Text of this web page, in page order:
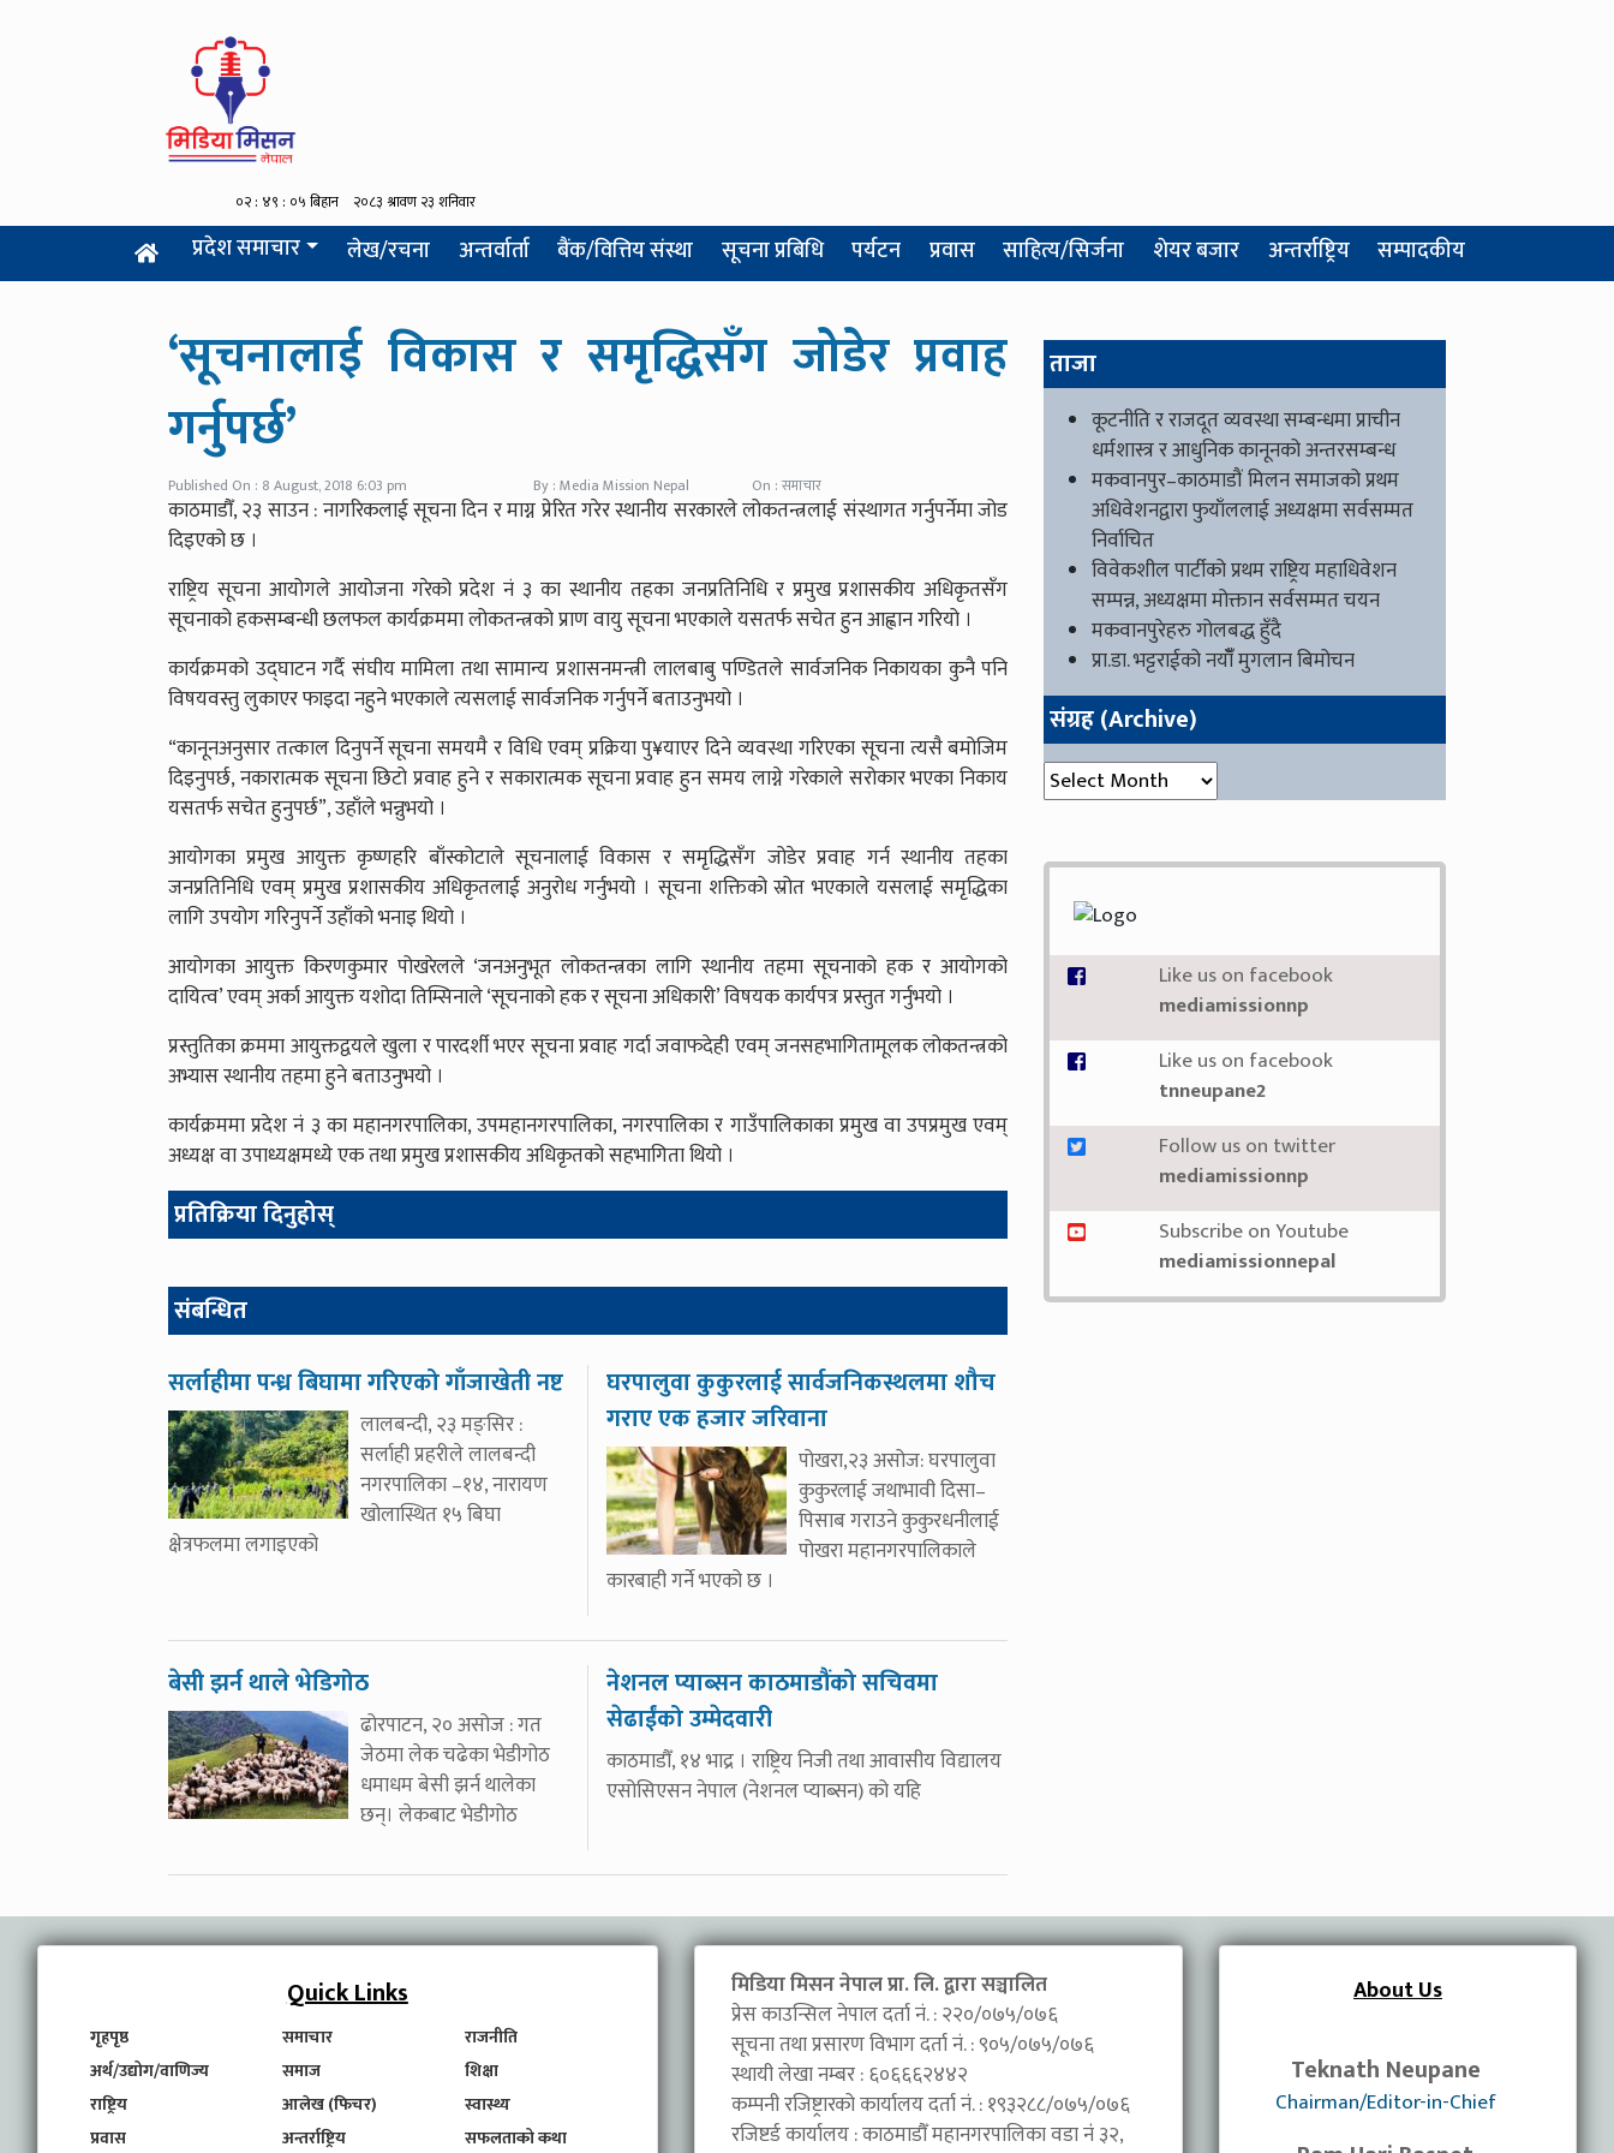
प्रदेश समाचार लेख/रचना अन्तर्वार्ता बैंक/वित्तिय संस्था सूचना प्रबिधि पर्यटन प्रवास साहित्य/सिर्जना शेयर बजार अन्तर्राष्ट्रिय सम्पादकीय
‘सूचनालाई विकास र समृद्धिसँग जोडेर प्रवाह
गर्नुपर्छ’
Published On : 8 August, 2018 6:03 pm By : Media Mission Nepal On : समाचार
काठमाडौँ, २३ साउन : नागरिकलाई सूचना दिन र माग्न प्रेरित गरेर स्थानीय सरकारले लोकतन्त्रलाई संस्थागत गर्नुपर्नेमा जोड
दिइएको छ ।
राष्ट्रिय सूचना आयोगले आयोजना गरेको प्रदेश नं ३ का स्थानीय तहका जनप्रतिनिधि र प्रमुख प्रशासकीय अधिकृतसँग
सूचनाको हकसम्बन्धी छलफल कार्यक्रममा लोकतन्त्रको प्राण वायु सूचना भएकाले यसतर्फ सचेत हुन आह्वान गरियो ।
कार्यक्रमको उद्घाटन गर्दै संघीय मामिला तथा सामान्य प्रशासनमन्त्री लालबाबु पण्डितले सार्वजनिक निकायका कुनै पनि
विषयवस्तु लुकाएर फाइदा नहुने भएकाले त्यसलाई सार्वजनिक गर्नुपर्ने बताउनुभयो ।
“कानूनअनुसार तत्काल दिनुपर्ने सूचना समयमै र विधि एवम् प्रक्रिया पु¥याएर दिने व्यवस्था गरिएका सूचना त्यसै बमोजिम
दिइनुपर्छ, नकारात्मक सूचना छिटो प्रवाह हुने र सकारात्मक सूचना प्रवाह हुन समय लाग्ने गरेकाले सरोकार भएका निकाय
यसतर्फ सचेत हुनुपर्छ”, उहाँले भन्नुभयो ।
आयोगका प्रमुख आयुक्त कृष्णहरि बाँस्कोटाले सूचनालाई विकास र समृद्धिसँग जोडेर प्रवाह गर्न स्थानीय तहका
जनप्रतिनिधि एवम् प्रमुख प्रशासकीय अधिकृतलाई अनुरोध गर्नुभयो । सूचना शक्तिको स्रोत भएकाले यसलाई समृद्धिका
लागि उपयोग गरिनुपर्ने उहाँको भनाइ थियो ।
आयोगका आयुक्त किरणकुमार पोखरेलले ‘जनअनुभूत लोकतन्त्रका लागि स्थानीय तहमा सूचनाको हक र आयोगको
दायित्व’ एवम् अर्का आयुक्त यशोदा तिम्सिनाले ‘सूचनाको हक र सूचना अधिकारी’ विषयक कार्यपत्र प्रस्तुत गर्नुभयो ।
प्रस्तुतिका क्रममा आयुक्तद्वयले खुला र पारदर्शी भएर सूचना प्रवाह गर्दा जवाफदेही एवम् जनसहभागितामूलक लोकतन्त्रको
अभ्यास स्थानीय तहमा हुने बताउनुभयो ।
कार्यक्रममा प्रदेश नं ३ का महानगरपालिका, उपमहानगरपालिका, नगरपालिका र गाउँपालिकाका प्रमुख वा उपप्रमुख एवम्
अध्यक्ष वा उपाध्यक्षमध्ये एक तथा प्रमुख प्रशासकीय अधिकृतको सहभागिता थियो ।
प्रतिक्रिया दिनुहोस्
संबन्धित
सर्लाहीमा पन्ध्र बिघामा गरिएको गाँजाखेती नष्ट
लालबन्दी, २३ मङ्सिर :
सर्लाही प्रहरीले लालबन्दी
नगरपालिका –१४, नारायण
खोलास्थित १५ बिघा
क्षेत्रफलमा लगाइएको
घरपालुवा कुकुरलाई सार्वजनिकस्थलमा शौच
गराए एक हजार जरिवाना
पोखरा,२३ असोज: घरपालुवा
कुकुरलाई जथाभावी दिसा–
पिसाब गराउने कुकुरधनीलाई
पोखरा महानगरपालिकाले
कारबाही गर्ने भएको छ ।
बेसी झर्न थाले भेडिगोठ
ढोरपाटन, २० असोज : गत
जेठमा लेक चढेका भेडीगोठ
धमाधम बेसी झर्न थालेका
छन्। लेकबाट भेडीगोठ
नेशनल प्याब्सन काठमाडौंको सचिवमा
सेढाईंको उम्मेदवारी
काठमाडौँ, १४ भाद्र । राष्ट्रिय निजी तथा आवासीय विद्यालय
एसोसिएसन नेपाल (नेशनल प्याब्सन) को यहि
ताजा
कूटनीति र राजदूत व्यवस्था सम्बन्धमा प्राचीन
धर्मशास्त्र र आधुनिक कानूनको अन्तरसम्बन्ध
मकवानपुर–काठमाडौं मिलन समाजको प्रथम
अधिवेशनद्वारा फुयाँललाई अध्यक्षमा सर्वसम्मत
निर्वाचित
विवेकशील पार्टीको प्रथम राष्ट्रिय महाधिवेशन
सम्पन्न, अध्यक्षमा मोक्तान सर्वसम्मत चयन
मकवानपुरेहरु गोलबद्ध हुँदै
प्रा.डा. भट्टराईको नयाँँ मुगलान बिमोचन
संग्रह (Archive)
संग्रह (Archive)
Like us on facebook
mediamissionnp
Like us on facebook
tnneupane2
Follow us on twitter
mediamissionnp
Subscribe on Youtube
mediamissionnepal
Quick Links
गृहपृष्ठ समाचार
राजनीति
अर्थ/उद्योग/वाणिज्य
समाज
शिक्षा
राष्ट्रिय
आलेख (फिचर)
स्वास्थ्य
प्रवास
अन्तर्राष्ट्रिय सफलताको कथा
मिडिया मिसन नेपाल प्रा. लि. द्वारा सञ्चालित
प्रेस काउन्सिल नेपाल दर्ता नं. : २२०/०७५/०७६
सूचना तथा प्रसारण विभाग दर्ता नं. : ९०५/०७५/०७६
स्थायी लेखा नम्बर : ६०६६६२४४२
कम्पनी रजिष्ट्रारको कार्यालय दर्ता नं. : १९३२८८/०७५/०७६
रजिष्टर्ड कार्यालय : काठमाडौँ महानगरपालिका वडा नंं ३२,
About Us
Teknath Neupane
Chairman/Editor-in-Chief